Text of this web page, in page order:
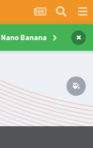
Banana ×